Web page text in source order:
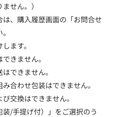
せん。）
、購入履歴画面の「お問合せ
ます。
きません。
できません。
合わせ包装はできません。
交換はできません。
/手提げ付）」をご選択のう